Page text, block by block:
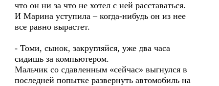
что он ни за что не хотел с ней расставаться.
И Марина уступила – когда-нибудь он из нее
все равно вырастет.
- Томи, сынок, закругляйся, уже два часа
сидишь за компьютером.
Мальчик со сдавленным «сейчас» выгнулся в
последней попытке развернуть автомобиль на